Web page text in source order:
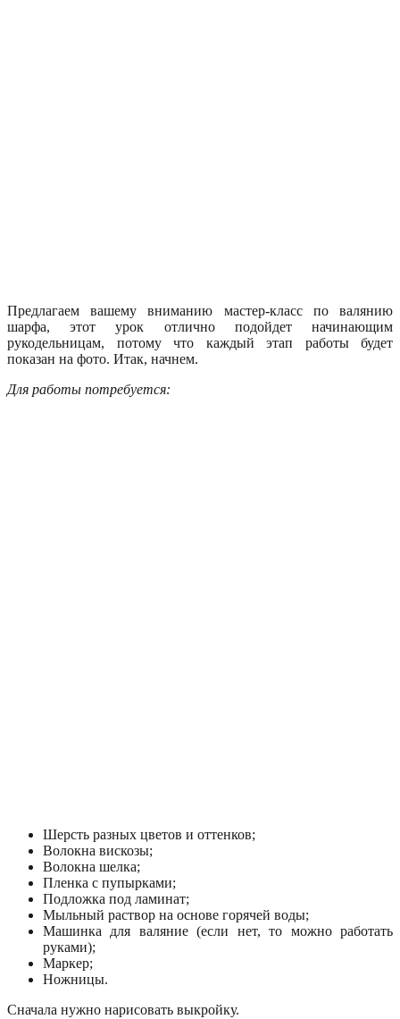
Предлагаем вашему вниманию мастер-класс по валянию
шарфа, этот урок отлично подойдет начинающим
рукодельницам, потому что каждый этап работы будет
показан на фото. Итак, начнем.
Для работы потребуется:
Шерсть разных цветов и оттенков;
Волокна вискозы;
Волокна шелка;
Пленка с пупырками;
Подложка под ламинат;
Мыльный раствор на основе горячей воды;
Машинка для валяние (если нет, то можно работать
руками);
Маркер;
Ножницы.
Сначала нужно нарисовать выкройку.